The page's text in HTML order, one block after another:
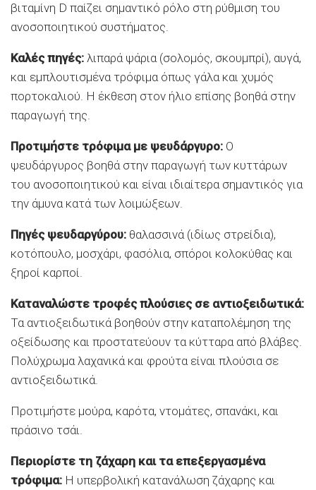
βιταμίνη D παίζει σημαντικό ρόλο στη ρύθμιση του
ανοσοποιητικού συστήματος.
Καλές πηγές: λιπαρά ψάρια (σολομός, σκουμπρί), αυγά,
και εμπλουτισμένα τρόφιμα όπως γάλα και χυμός
πορτοκαλιού. Η έκθεση στον ήλιο επίσης βοηθά στην
παραγωγή της.
Προτιμήστε τρόφιμα με ψευδάργυρο: Ο
ψευδάργυρος βοηθά στην παραγωγή των κυττάρων
του ανοσοποιητικού και είναι ιδιαίτερα σημαντικός για
την άμυνα κατά των λοιμώξεων.
Πηγές ψευδαργύρου: θαλασσινά (ιδίως στρείδια),
κοτόπουλο, μοσχάρι, φασόλια, σπόροι κολοκύθας και
ξηροί καρποί.
Καταναλώστε τροφές πλούσιες σε αντιοξειδωτικά:
Τα αντιοξειδωτικά βοηθούν στην καταπολέμηση της
οξείδωσης και προστατεύουν τα κύτταρα από βλάβες.
Πολύχρωμα λαχανικά και φρούτα είναι πλούσια σε
αντιοξειδωτικά.
Προτιμήστε μούρα, καρότα, ντομάτες, σπανάκι, και
πράσινο τσάι.
Περιορίστε τη ζάχαρη και τα επεξεργασμένα
τρόφιμα: Η υπερβολική κατανάλωση ζάχαρης και